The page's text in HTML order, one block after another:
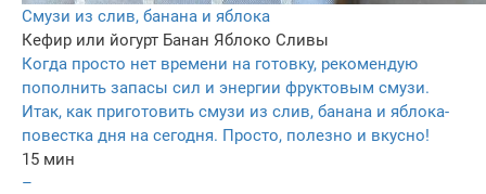
Смузи из слив, банана и яблока
Кефир или йогурт Банан Яблоко Сливы
Когда просто нет времени на готовку, рекомендую
пополнить запасы сил и энергии фруктовым смузи.
Итак, как приготовить смузи из слив, банана и яблока-
повестка дня на сегодня. Просто, полезно и вкусно!
15 мин
–